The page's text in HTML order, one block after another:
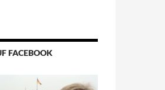
FACEBOOK